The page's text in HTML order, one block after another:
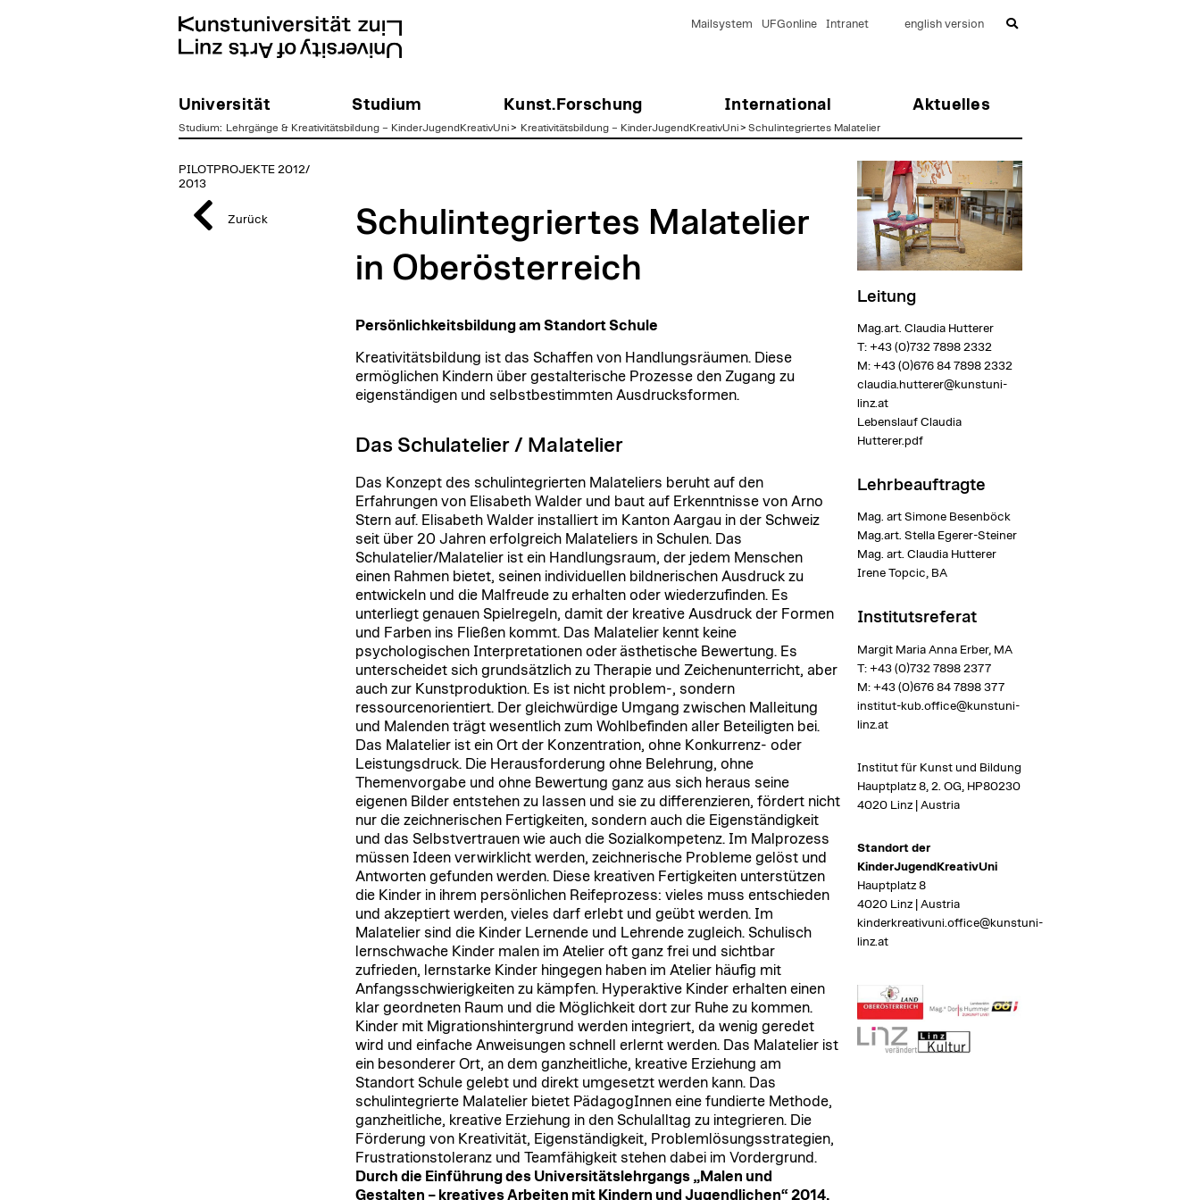
Universität Studium Kunst.Forschung International Aktuelles
Mailsystem UFGonline Intranet english version
Studium: Lehrgänge & Kreativitätsbildung – KinderJugendKreativUni> Kreativitätsbildung – KinderJugendKreativUni> Schulintegriertes Malatelier
PILOTPROJEKTE 2012/
2013
Zurück
Schulintegriertes Malatelier
in Oberösterreich
Persönlichkeitsbildung am Standort Schule
Kreativitätsbildung ist das Schaffen von Handlungsräumen. Diese
ermöglichen Kindern über gestalterische Prozesse den Zugang zu
eigenständigen und selbstbestimmten Ausdrucksformen.
Das Schulatelier / Malatelier
Das Konzept des schulintegrierten Malateliers beruht auf den
Erfahrungen von Elisabeth Walder und baut auf Erkenntnisse von Arno
Stern auf. Elisabeth Walder installiert im Kanton Aargau in der Schweiz
seit über 20 Jahren erfolgreich Malateliers in Schulen. Das
Schulatelier/Malatelier ist ein Handlungsraum, der jedem Menschen
einen Rahmen bietet, seinen individuellen bildnerischen Ausdruck zu
entwickeln und die Malfreude zu erhalten oder wiederzufinden. Es
unterliegt genauen Spielregeln, damit der kreative Ausdruck der Formen
und Farben ins Fließen kommt. Das Malatelier kennt keine
psychologischen Interpretationen oder ästhetische Bewertung. Es
unterscheidet sich grundsätzlich zu Therapie und Zeichenunterricht, aber
auch zur Kunstproduktion. Es ist nicht problem-, sondern
ressourcenorientiert. Der gleichwürdige Umgang zwischen Malleitung
und Malenden trägt wesentlich zum Wohlbefinden aller Beteiligten bei.
Das Malatelier ist ein Ort der Konzentration, ohne Konkurrenz- oder
Leistungsdruck. Die Herausforderung ohne Belehrung, ohne
Themenvorgabe und ohne Bewertung ganz aus sich heraus seine
eigenen Bilder entstehen zu lassen und sie zu differenzieren, fördert nicht
nur die zeichnerischen Fertigkeiten, sondern auch die Eigenständigkeit
und das Selbstvertrauen wie auch die Sozialkompetenz. Im Malprozess
müssen Ideen verwirklicht werden, zeichnerische Probleme gelöst und
Antworten gefunden werden. Diese kreativen Fertigkeiten unterstützen
die Kinder in ihrem persönlichen Reifeprozess: vieles muss entschieden
und akzeptiert werden, vieles darf erlebt und geübt werden. Im
Malatelier sind die Kinder Lernende und Lehrende zugleich. Schulisch
lernschwache Kinder malen im Atelier oft ganz frei und sichtbar
zufrieden, lernstarke Kinder hingegen haben im Atelier häufig mit
Anfangsschwierigkeiten zu kämpfen. Hyperaktive Kinder erhalten einen
klar geordneten Raum und die Möglichkeit dort zur Ruhe zu kommen.
Kinder mit Migrationshintergrund werden integriert, da wenig geredet
wird und einfache Anweisungen schnell erlernt werden. Das Malatelier ist
ein besonderer Ort, an dem ganzheitliche, kreative Erziehung am
Standort Schule gelebt und direkt umgesetzt werden kann. Das
schulintegrierte Malatelier bietet PädagogInnen eine fundierte Methode,
ganzheitliche, kreative Erziehung in den Schulalltag zu integrieren. Die
Förderung von Kreativität, Eigenständigkeit, Problemlösungsstrategien,
Frustrationstoleranz und Teamfähigkeit stehen dabei im Vordergrund.
Durch die Einführung des Universitätslehrgangs„Malen und
Gestalten – kreatives Arbeiten mit Kindern und Jugendlichen“ 2014,
Leitung
Mag.art. Claudia Hutterer
T: +43 (0)732 7898 2332
M: +43 (0)676 84 7898 2332
claudia.hutterer@kunstuni-
linz.at
Lebenslauf Claudia
Hutterer.pdf
Lehrbeauftragte
Mag. art Simone Besenböck
Mag.art. Stella Egerer-Steiner
Mag. art. Claudia Hutterer
Irene Topcic, BA
Institutsreferat
Margit Maria Anna Erber, MA
T: +43 (0)732 7898 2377
M: +43 (0)676 84 7898 377
institut-kub.office@kunstuni-
linz.at
Institut für Kunst und Bildung
Hauptplatz 8, 2. OG, HP80230
4020 Linz | Austria
Standort der
KinderJugendKreativUni
Hauptplatz 8
4020 Linz | Austria
kinderkreativuni.office@kunstuni-
linz.at